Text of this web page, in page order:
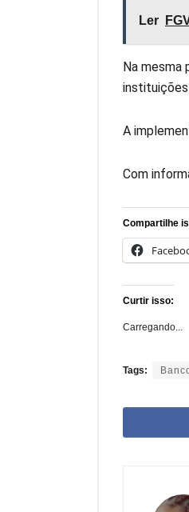
Ler
Na mesma
instituições
A
Com
Compartilhe
Curtir isso:
Carregando...
Tags: